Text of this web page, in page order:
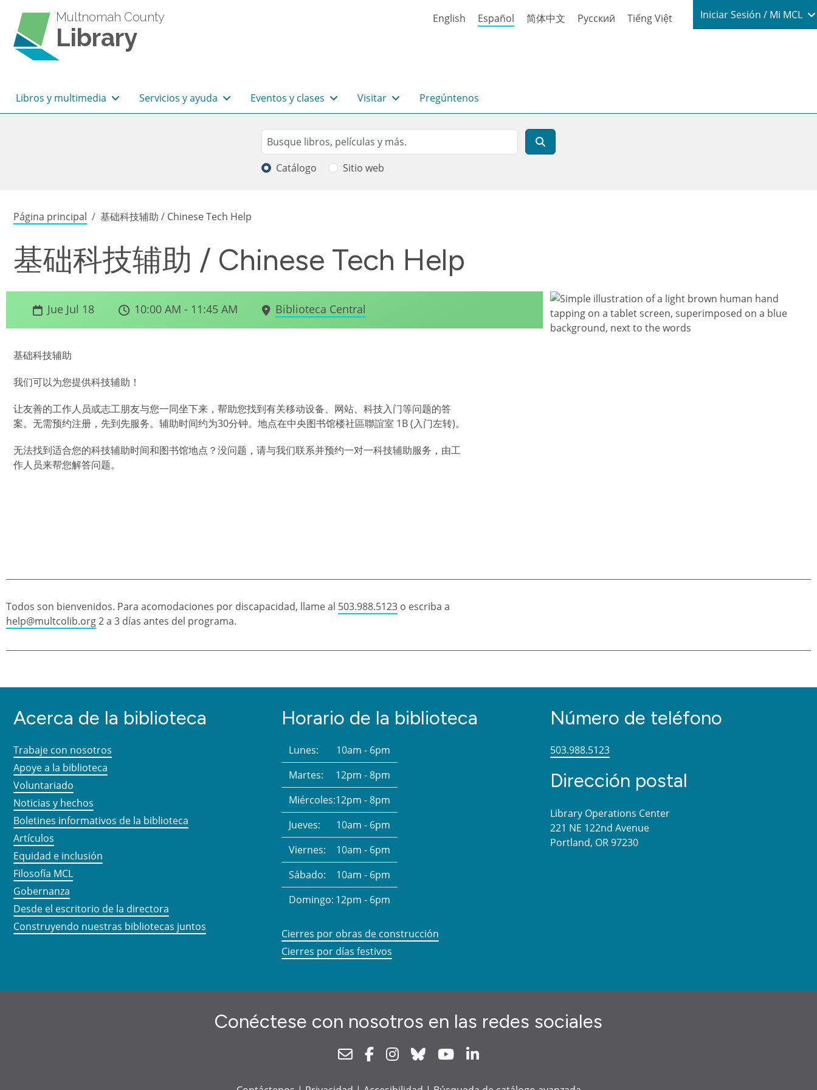
Multnomah County
Library
English Español 简体中文 Русский Tiếng Việt Login / My
Iniciar Sesión / Mi MCL
Navegación principal
Libros y multimedia Servicios y ayuda Eventos y clases Visitar Pregúntenos
Search
Buscar
Catálogo Sitio web
Sobrescribir enlaces de ayuda a la navegación
Página principal 基础科技辅助 / Chinese Tech Help
基础科技辅助 / Chinese Tech Help
Jue Jul 18 10:00 AM - 11:45 AM Biblioteca Central
基础科技辅助
我们可以为您提供科技辅助！
让友善的工作人员或志工朋友与您一同坐下来，帮助您找到有关移动设备、网站、科技入门等问题的答
案。无需预约注册，先到先服务。辅助时间约为30分钟。地点在中央图书馆楼社區聯誼室 1B (入门左转)。
无法找到适合您的科技辅助时间和图书馆地点？没问题，请与我们联系并预约一对一科技辅助服务，由工
作人员来帮您解答问题。
Todos son bienvenidos. Para acomodaciones por discapacidad, llame al 503.988.5123 o escriba a
help@multcolib.org2 a 3 días antes del programa.
Acerca de la biblioteca
Trabaje con nosotros
Apoye a la biblioteca
Voluntariado
Noticias y hechos
Boletines informativos de la biblioteca
Artículos
Equidad e inclusión
Filosofía MCL
Gobernanza
Desde el escritorio de la directora
Construyendo nuestras bibliotecas juntos
Horario de la biblioteca
Lunes:
10am - 6pm
Martes:
12pm - 8pm
Miércoles:12pm - 8pm
Jueves:
10am - 6pm
Viernes:
10am - 6pm
Sábado:
10am - 6pm
Domingo: 12pm - 6pm
Cierres por obras de construcción
Cierres por días festivos
Número de teléfono
503.988.5123
Dirección postal
Library Operations Center
221 NE 122nd Avenue
Portland, OR 97230
Conéctese con nosotros en las redes sociales
NewsletterFacebookInstagram
Bluesky Youtube